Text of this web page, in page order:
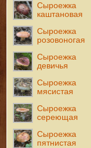
Сыроежка
каштановая
Сыроежка
розовоногая
Сыроежка
девичья
Сыроежка
мясистая
Сыроежка
сереющая
Сыроежка
пятнистая